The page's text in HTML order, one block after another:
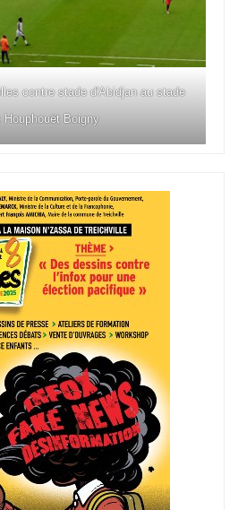
contre stade d'Abidjan au stade
Houphouët Boigny